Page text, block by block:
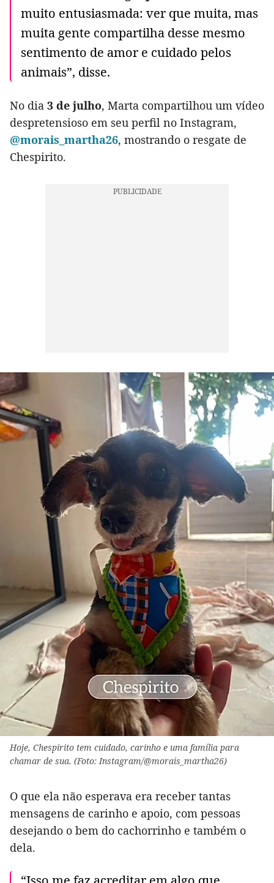
muito entusiasmada: ver que muita, mas
muita gente compartilha desse mesmo
sentimento de amor e cuidado pelos
animais”, disse.
No dia 3 de julho, Marta compartilhou um vídeo
despretensioso em seu perfil no Instagram,
@morais_martha26, mostrando o resgate de
Chespirito.
Hoje, Chespirito tem cuidado, carinho e uma família para
chamar de sua. (Foto: Instagram/@morais_martha26)
O que ela não esperava era receber tantas
mensagens de carinho e apoio, com pessoas
desejando o bem do cachorrinho e também o
dela.